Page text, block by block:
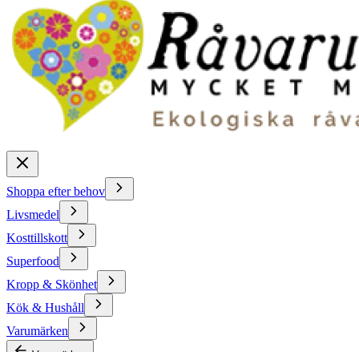
Shoppa efter behov
Livsmedel
Kosttillskott
Superfood
Kropp & Skönhet
Kök & Hushåll
Varumärken